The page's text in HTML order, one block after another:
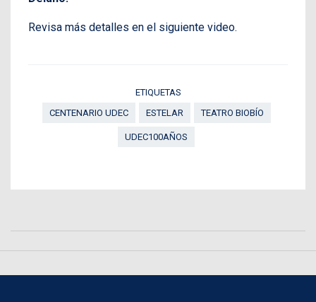
Revisa más detalles en el siguiente video.
ETIQUETAS
CENTENARIO UDEC
ESTELAR TEATRO BIOBÍO
UDEC100AÑOS